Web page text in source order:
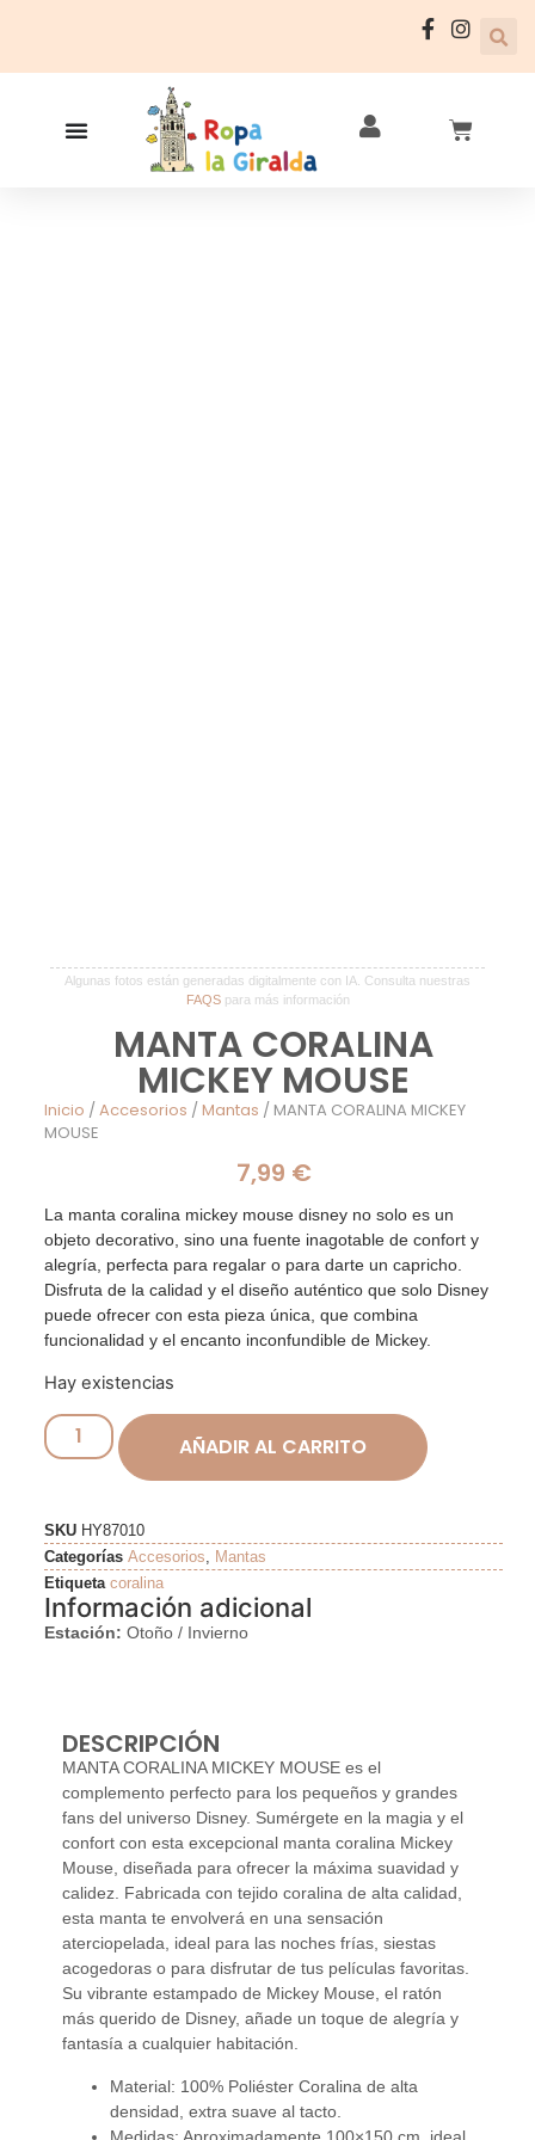
Algunas fotos están generadas digitalmente con IA. Consulta nuestras
FAQSpara más información
MANTA CORALINA
MICKEY MOUSE
Inicio /Accesorios /Mantas / MANTA CORALINA MICKEY
MOUSE
7,99 €
La manta coralina mickey mouse disney no solo es un
objeto decorativo, sino una fuente inagotable de confort y
alegría, perfecta para regalar o para darte un capricho.
Disfruta de la calidad y el diseño auténtico que solo Disney
puede ofrecer con esta pieza única, que combina
funcionalidad y el encanto inconfundible de Mickey.
Hay existencias
AÑADIR AL CARRITO
SKU HY87010
Categorías Accesorios
Mantas
Etiqueta coralina
Información adicional
Estación: Otoño / Invierno
DESCRIPCIÓN
MANTA CORALINA MICKEY MOUSE es el
complemento perfecto para los pequeños y grandes
fans del universo Disney. Sumérgete en la magia y el
confort con esta excepcional manta coralina Mickey
Mouse, diseñada para ofrecer la máxima suavidad y
calidez. Fabricada con tejido coralina de alta calidad,
esta manta te envolverá en una sensación
aterciopelada, ideal para las noches frías, siestas
acogedoras o para disfrutar de tus películas favoritas.
Su vibrante estampado de Mickey Mouse, el ratón
más querido de Disney, añade un toque de alegría y
fantasía a cualquier habitación.
Material: 100% Poliéster Coralina de alta
densidad, extra suave al tacto.
Medidas: Aproximadamente 100×150 cm, ideal